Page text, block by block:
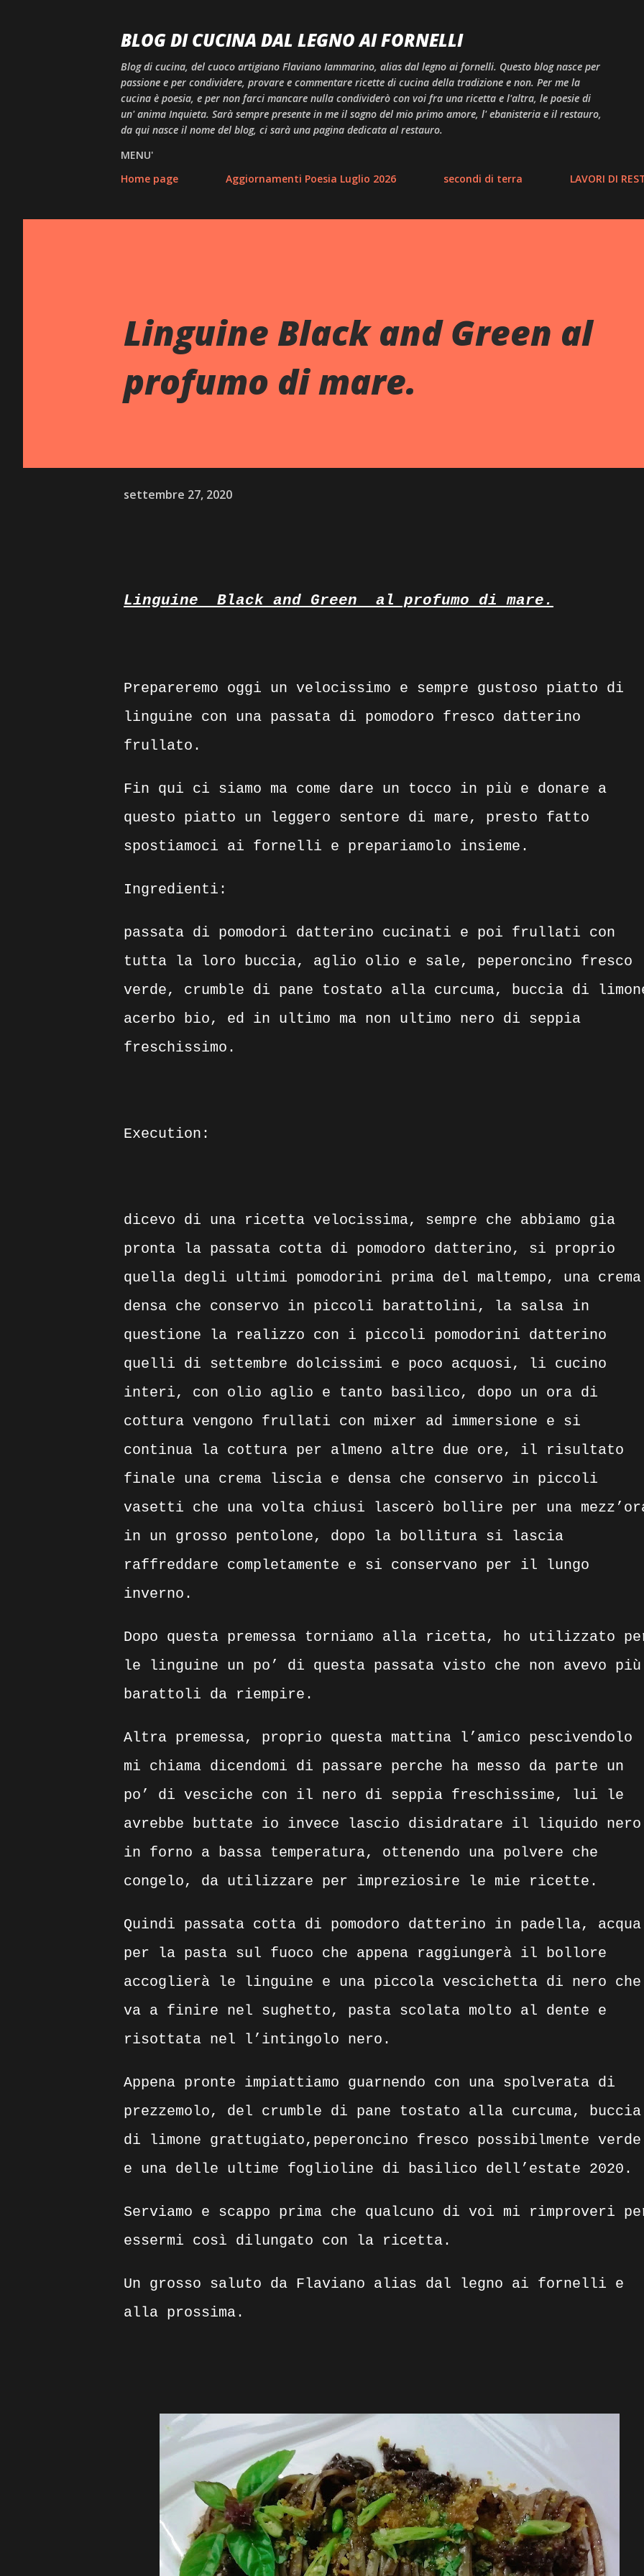
BLOG DI CUCINA DAL LEGNO AI FORNELLI
Blog di cucina, del cuoco artigiano Flaviano Iammarino, alias dal legno ai fornelli. Questo blog nasce per
passione e per condividere, provare e commentare ricette di cucina della tradizione e non. Per me la
cucina è poesia, e per non farci mancare nulla condividerò con voi fra una ricetta e l'altra, le poesie di
un' anima Inquieta. Sarà sempre presente in me il sogno del mio primo amore, l' ebanisteria e il restauro,
da qui nasce il nome del blog, ci sarà una pagina dedicata al restauro.
MENU'
Home page
Aggiornamenti Poesia Luglio 2026 secondi di terra LAVORI DI
Linguine Black and Green al
profumo di mare.
settembre 27, 2020
Linguine Black and Green al profumo di mare.
Prepareremo oggi un velocissimo e sempre gustoso piatto di
linguine con una passata di pomodoro fresco datterino
frullato.
Fin qui ci siamo ma come dare un tocco in più e donare a
questo piatto un leggero sentore di mare, presto fatto
spostiamoci ai fornelli e prepariamolo insieme.
Ingredienti:
passata di pomodori datterino cucinati e poi frullati con
tutta la loro buccia, aglio olio e sale, peperoncino fresco
verde, crumble di pane tostato alla curcuma, buccia di
acerbo bio, ed in ultimo ma non ultimo nero di seppia
freschissimo.
Execution:
dicevo di una ricetta velocissima, sempre che abbiamo gia
pronta la passata cotta di pomodoro datterino, si proprio
quella degli ultimi pomodorini prima del maltempo, una crema
densa che conservo in piccoli barattolini, la salsa in
questione la realizzo con i piccoli pomodorini datterino
quelli di settembre dolcissimi e poco acquosi, li cucino
interi, con olio aglio e tanto basilico, dopo un ora di
cottura vengono frullati con mixer ad immersione e si
continua la cottura per almeno altre due ore, il risultato
finale una crema liscia e densa che conservo in piccoli
vasetti che una volta chiusi lascerò bollire per una
in un grosso pentolone, dopo la bollitura si lascia
raffreddare completamente e si conservano per il lungo
inverno.
Dopo questa premessa torniamo alla ricetta, ho utilizzato
le linguine un po’ di questa passata visto che non avevo più
barattoli da riempire.
Altra premessa, proprio questa mattina l’amico pescivendolo
mi chiama dicendomi di passare perche ha messo da parte un
po’ di vesciche con il nero di seppia freschissime, lui le
avrebbe buttate io invece lascio disidratare il liquido nero
in forno a bassa temperatura, ottenendo una polvere che
congelo, da utilizzare per impreziosire le mie ricette.
Quindi passata cotta di pomodoro datterino in padella, acqua
per la pasta sul fuoco che appena raggiungerà il bollore
accoglierà le linguine e una piccola vescichetta di nero che
va a finire nel sughetto, pasta scolata molto al dente e
risottata nel l’intingolo nero.
Appena pronte impiattiamo guarnendo con una spolverata di
prezzemolo, del crumble di pane tostato alla curcuma, buccia
di limone grattugiato,peperoncino fresco possibilmente verde
e una delle ultime foglioline di basilico dell’estate 2020.
Serviamo e scappo prima che qualcuno di voi mi rimproveri
essermi così dilungato con la ricetta.
Un grosso saluto da Flaviano alias dal legno ai fornelli e
alla prossima.